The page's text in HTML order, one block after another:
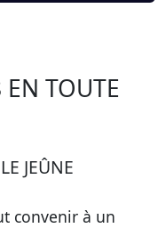
TOUTE
JEÛNE
convenir à un